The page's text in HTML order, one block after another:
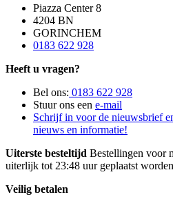
Piazza Center 8
4204 BN
GORINCHEM
0183 622 928
Heeft u vragen?
Bel ons: 0183 622 928
Stuur ons een e-mail
Schrijf in voor de nieuwsbrief
nieuws en informatie!
Uiterste besteltijd Bestellingen voor
uiterlijk tot 23:48 uur geplaatst
Veilig betalen